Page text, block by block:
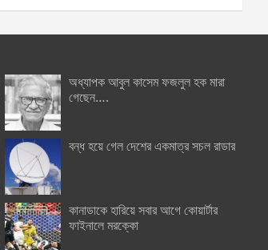
অধ্যাপক আবুল কাসেম ফজলুল হক মারা
গেছেন….
বন্ধ হয়ে গেল দেশের একমাত্র সচল রাডার
কানাডাকে হারিয়ে সবার আগে কোয়ার্টার
ফাইনালে মরক্কো